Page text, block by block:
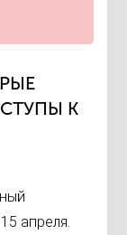
К
апреля.